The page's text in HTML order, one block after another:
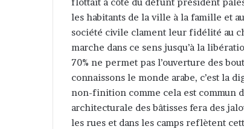
les habitants de la ville à la famille et
société civile clament leur fidélité au
marche dans ce sens jusqu’à la
70% ne permet pas l’ouverture des
connaissons le monde arabe, c’est la
non-finition comme cela est commun
architecturale des bâtisses fera des
les rues et dans les camps reflètent